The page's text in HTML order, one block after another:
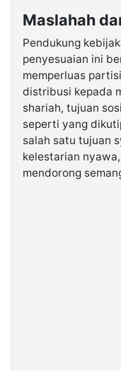
Maslahah
Pendukung
penyesuaian ini
memperluas
distribusi kepada
shariah, tujuan
seperti yang
salah satu tujuan
kelestarian
mendorong